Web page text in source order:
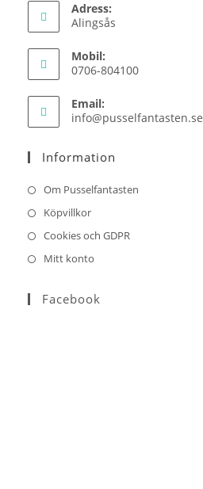
Adress:
Alingsås
Mobil:
0706-804100
Email:
info@pusselfantasten.se
Information
Om Pusselfantasten
Köpvillkor
Cookies och GDPR
Mitt konto
Facebook